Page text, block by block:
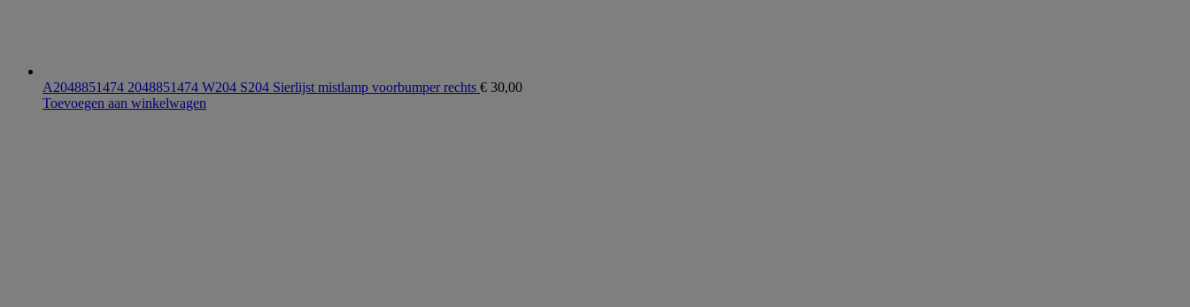
A2048851474 2048851474 W204 S204 Sierlijst mistlamp voorbumper rechts € 30,00
Toevoegen aan winkelwagen